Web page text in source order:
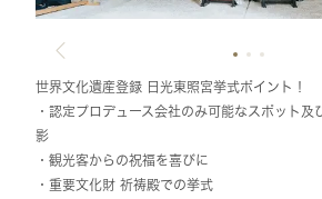
世界文化遺産登録 日光東照宮挙式ポイント！
・認定プロデュース会社のみ可能なスポット及
影
・観光客からの祝福を喜びに
・重要文化財 祈祷殿での挙式